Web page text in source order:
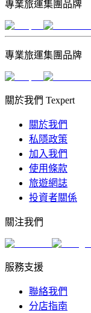
專業旅運集團品牌
專業旅運集團品牌
關於我們 Texpert
關於我們
私隱政策
加入我們
使用條款
旅遊網誌
投資者關係
關注我們
服務支援
聯絡我們
分店指南